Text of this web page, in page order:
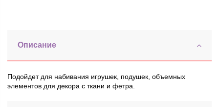
Описание
Подойдет для набивания игрушек, подушек, объемных
элементов для декора с ткани и фетра.